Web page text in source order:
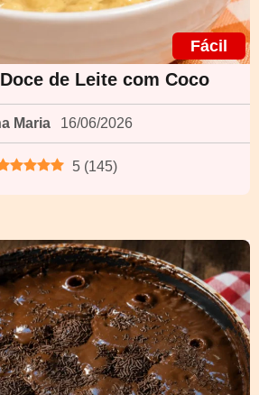
Fácil
de Leite com Coco
Maria 16/06/2026
5 (145)